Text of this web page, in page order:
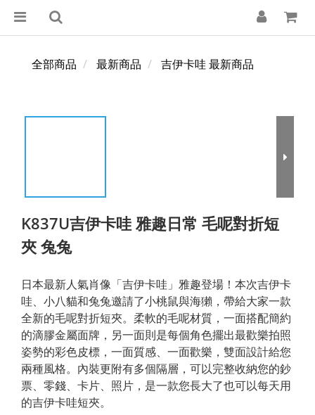
全部商品 最新商品 吉伊卡哇 最新商品
K837U吉伊卡哇 雅趣日常 毛呢對折短
夾 兔兔
日本最新人氣肖像「吉伊卡哇」雅趣登場！本次吉伊卡
哇、小八貓和兔兔邀請了小桃鼠與海獺，帶給大家一款
全新的毛呢對折短夾。柔軟的毛呢材質，一面搭配簡約
的滴膠金屬面牌，另一面則是每個角色擺出最歡樂拍照
姿勢的彩色皮標，一面質感、一面歡樂，雙面設計給您
兩種風格。內裝更附有多個隔層，可以完整收納您的鈔
票、零錢、卡片、照片，是一款您長大了也可以每天用
的吉伊卡哇短夾。